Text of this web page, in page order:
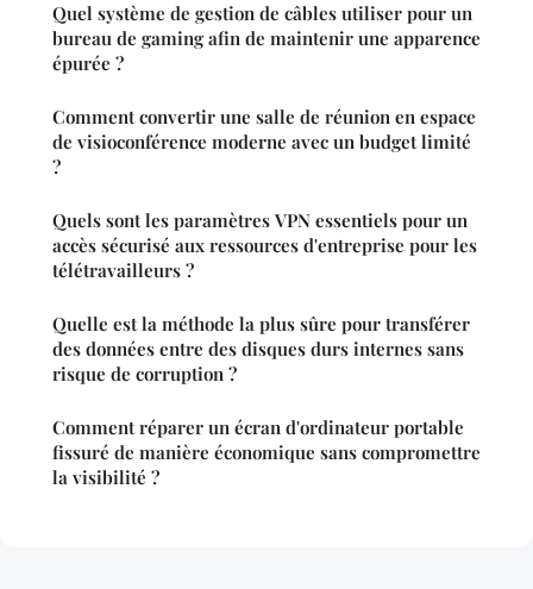
Quel système de gestion de câbles utiliser pour un
bureau de gaming afin de maintenir une apparence
épurée ?
Comment convertir une salle de réunion en espace
de visioconférence moderne avec un budget limité
?
Quels sont les paramètres VPN essentiels pour un
accès sécurisé aux ressources d'entreprise pour les
télétravailleurs ?
Quelle est la méthode la plus sûre pour transférer
des données entre des disques durs internes sans
risque de corruption ?
Comment réparer un écran d'ordinateur portable
fissuré de manière économique sans compromettre
la visibilité ?